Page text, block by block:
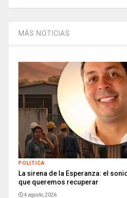
MÁS NOTICIAS
POLITICA
La sirena de la Esperanza: el
que queremos recuperar
4 agosto, 2026